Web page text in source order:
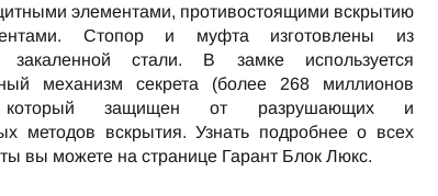
элементами, противостоящими вскрытию
Стопор и муфта изготовлены из
закаленной стали. В замке используется
механизм секрета (более 268 миллионов
который защищен от разрушающих и
методов вскрытия. Узнать подробнее о всех
вы можете на странице Гарант Блок Люкс.